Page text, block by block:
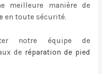
meilleure manière de
en toute sécurité.
notre équipe de
de réparation de pied